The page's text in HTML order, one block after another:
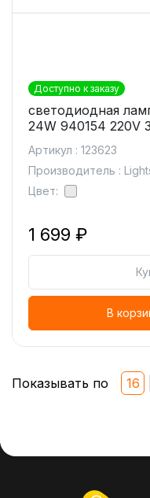
Доступно к заказу
светодиодная
24W 940154 220V
Артикул : 123623
Производитель :
Цвет:
1 699 ₽
В
Показывать по 16